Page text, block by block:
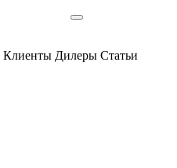
Клиенты Дилеры Статьи